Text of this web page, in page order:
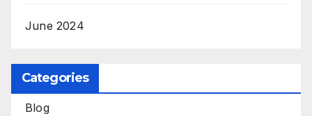
June 2024
Categories
Blog